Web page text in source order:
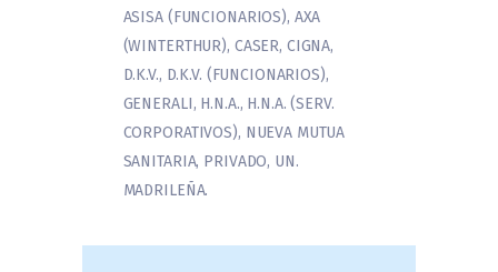
ASISA (FUNCIONARIOS), AXA
(WINTERTHUR), CASER, CIGNA,
D.K.V., D.K.V. (FUNCIONARIOS),
GENERALI, H.N.A., H.N.A. (SERV.
CORPORATIVOS), NUEVA MUTUA
SANITARIA, PRIVADO, UN.
MADRILEÑA.